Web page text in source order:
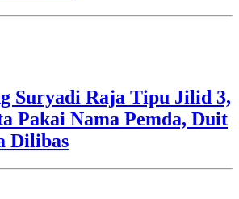
Suryadi Raja Tipu Jilid 3,
Pakai Nama Pemda, Duit
Dilibas